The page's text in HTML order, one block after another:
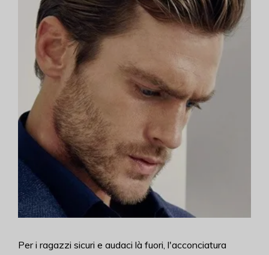
Per i ragazzi sicuri e audaci là fuori, l'acconciatura